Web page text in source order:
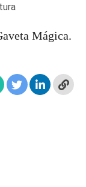
Mágica.